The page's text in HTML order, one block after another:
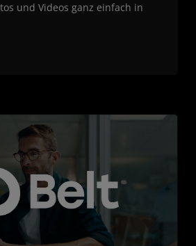
und Videos ganz einfach in